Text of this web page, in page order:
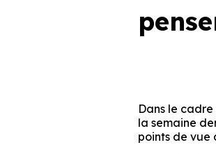
Dans le
la semaine
points de vue